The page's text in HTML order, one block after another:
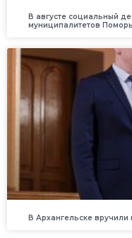
В августе социальный
муниципалитетов
В Архангельске вручили